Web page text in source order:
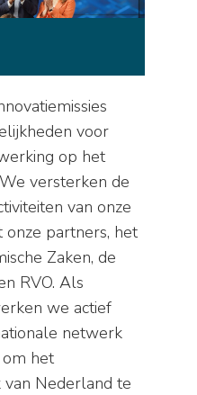
voor
op het
versterken de
van onze
onze partners, het
Zaken, de
RVO. Als
we actief
netwerk
om het
Nederland te